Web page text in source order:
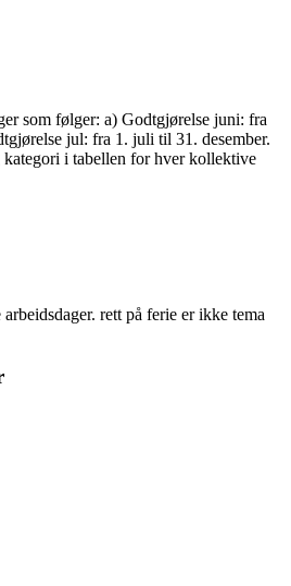
som følger: a) Godtgjørelse juni: fra
jul: fra 1. juli til 31. desember.
i tabellen for hver kollektive
rett på ferie er ikke tema